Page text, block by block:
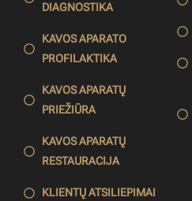
DIAGNOSTIKA
KAVOS APARATO
PROFILAKTIKA
KAVOS APARATŲ
PRIEŽIŪRA
KAVOS APARATŲ
RESTAURACIJA
KLIENTŲ ATSILIEPIMAI